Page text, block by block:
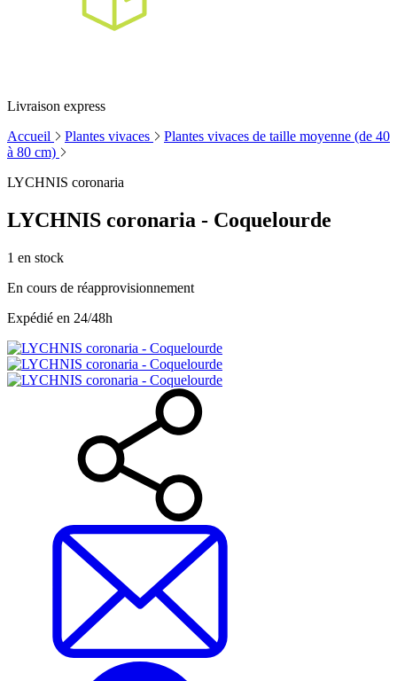
Livraison express
Accueil
Plantes vivaces
Plantes vivaces de taille moyenne (de 40
à 80 cm)
LYCHNIS coronaria
LYCHNIS coronaria - Coquelourde
1 en stock
En cours de réapprovisionnement
Expédié en 24/48h